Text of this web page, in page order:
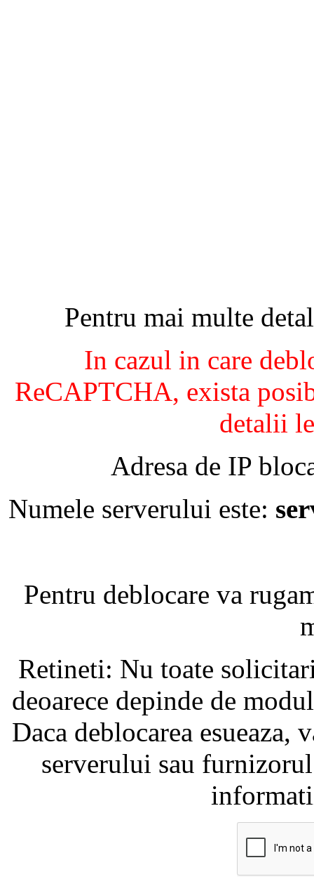
Pentru mai multe
In cazul in care
ReCAPTCHA, exista
detalii
Adresa de IP
Numele serverului este:
Pentru deblocare va
Retineti: Nu toate
deoarece depinde de
Daca deblocarea
serverului sau